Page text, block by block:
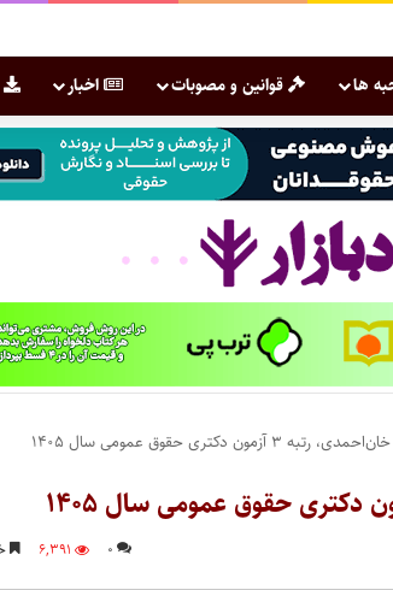
ها قوانین و مصوبات اخبار
دکتری حقوق عمومی سال ۱۴۰۵
۰ ۶,۳۹۱